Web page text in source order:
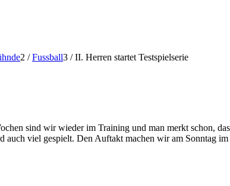
2 / Fussball3 / II. Herren startet Testspielserie
sind wir wieder im Training und man merkt schon,
viel gespielt. Den Auftakt machen wir am Sonntag